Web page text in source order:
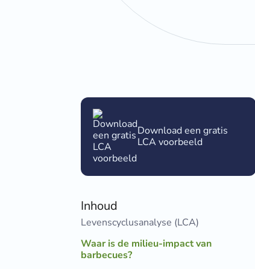
Download een gratis
LCA voorbeeld
Inhoud
Levenscyclusanalyse (LCA)
Waar is de milieu-impact van
barbecues?